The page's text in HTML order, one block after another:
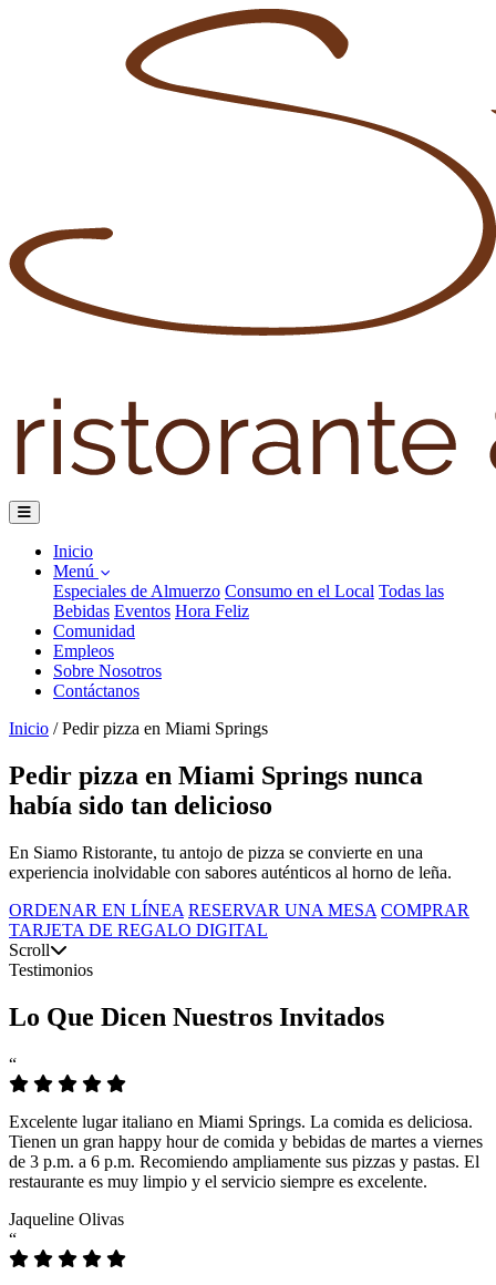
Inicio
Menú
Especiales de Almuerzo Consumo en el Local Todas las
Bebidas Eventos Hora Feliz
Comunidad
Empleos
Sobre Nosotros
Contáctanos
Inicio / Pedir pizza en Miami Springs
Pedir pizza en Miami Springs nunca
había sido tan delicioso
En Siamo Ristorante, tu antojo de pizza se convierte en una
experiencia inolvidable con sabores auténticos al horno de leña.
ORDENAR EN LÍNEA RESERVAR UNA MESA COMPRAR
TARJETA DE REGALO DIGITAL
Scroll
Testimonios
Lo Que Dicen Nuestros Invitados
“
Excelente lugar italiano en Miami Springs. La comida es deliciosa.
Tienen un gran happy hour de comida y bebidas de martes a viernes
de 3 p.m. a 6 p.m. Recomiendo ampliamente sus pizzas y pastas. El
restaurante es muy limpio y el servicio siempre es excelente.
Jaqueline Olivas
“